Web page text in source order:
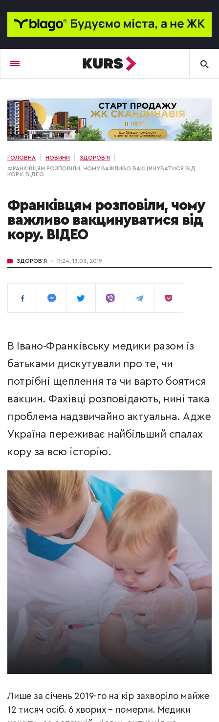
ГОЛОВНА НОВИНИ
ЗДОРОВ'Я
ФРАНКІВЦЯМ РОЗПОВІЛИ, ЧОМУ ВАЖЛИВО ВАКЦИНУВАТИСЯ ВІД
КОРУ. ВІДЕО
Франківцям розповіли, чому
важливо вакцинуватися від
кору. ВІДЕО
ЗДОРОВ'Я 11:24, 13.03, 2019
В Івано-Франківську медики разом із
батьками дискутували про те, чи
потрібні щеплення та чи варто боятися
вакцин. Фахівці розповідають, нині така
проблема надзвичайно актуальна. Адже
Україна переживає найбільший спалах
кору за всю історію.
Лише за січень 2019-го на кір захворіло майже
12 тисяч осіб. 6 хворих – померли. Медики